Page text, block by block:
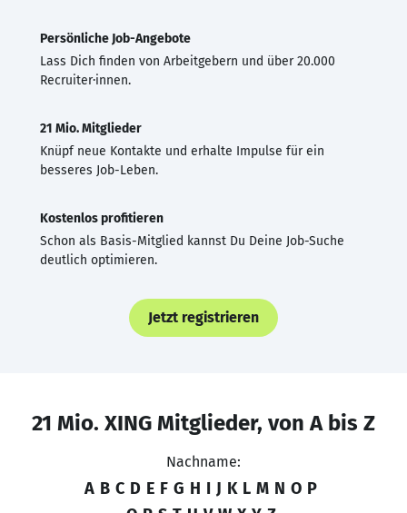
Persönliche Job-Angebote
Lass Dich finden von Arbeitgebern und über 20.000
Recruiter·innen.
21 Mio. Mitglieder
Knüpf neue Kontakte und erhalte Impulse für ein
besseres Job-Leben.
Kostenlos profitieren
Schon als Basis-Mitglied kannst Du Deine Job-Suche
deutlich optimieren.
Jetzt registrieren
21 Mio. XING Mitglieder, von A bis Z
Nachname:
A B C D E F G H I J K L M N O P